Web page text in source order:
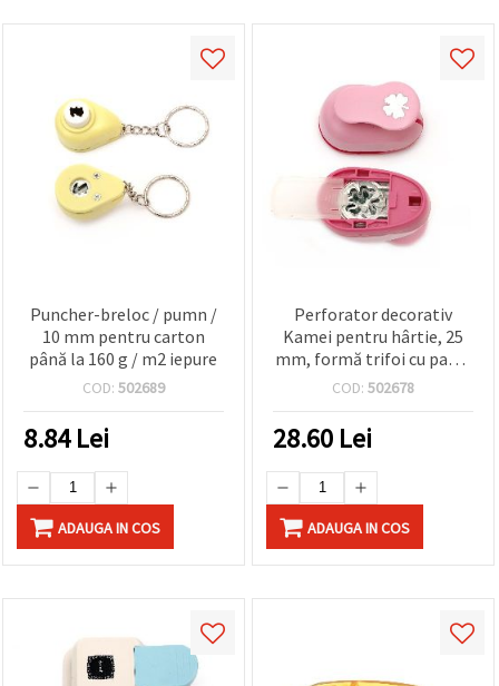
Puncher-breloc / pumn /
10 mm pentru carton
până la 160 g / m2 iepure
COD: 502689
8.84Lei
ADAUGA IN COS
Perforator decorativ
Kamei pentru hârtie, 25
mm, formă trifoi cu patru
foi, pentru carton și
craft DIY și decorațiuni
COD: 502678
28.60 Lei
ADAUGA IN COS